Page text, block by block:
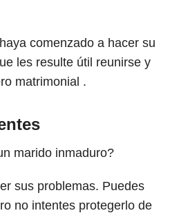
comenzado a hacer su
les resulte útil reunirse y
matrimonial .
marido inmaduro?
sus problemas. Puedes
no intentes protegerlo de